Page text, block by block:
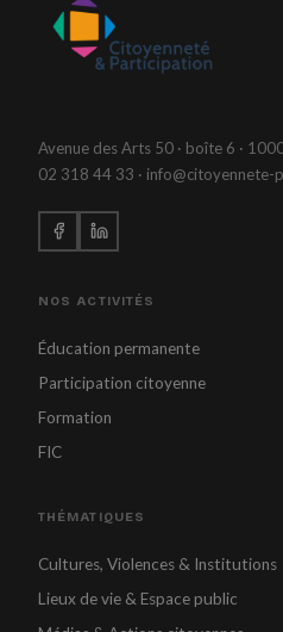
Avenue des Arts 50 · boîte 6 ·
02 318 44 33 · info@citoyennete-
NOS ACTIVITÉS
Éducation permanente
Participation citoyenne
Formation
FIC
THÉMATIQUES
Cultures, Violences & Institutions
Lieux de vie & Espace public